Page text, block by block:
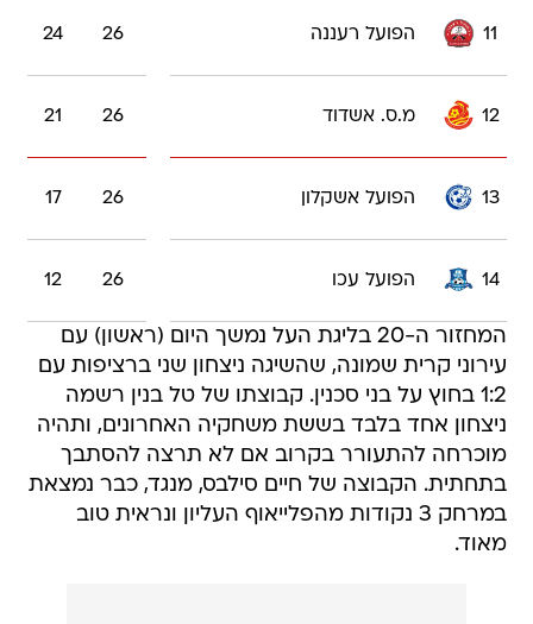
11 הפועל רעננה 26
24
12 מ.ס. אשדוד 26
21
13 הפועל אשקלון 26
17
14 הפועל עכו 26
12
המחזור ה-20 בליגת העל נמשך היום (ראשון) עם
עירוני קרית שמונה, שהשיגה ניצחון שני ברציפות עם
1:2 בחוץ על בני סכנין. קבוצתו של טל בנין רשמה
ניצחון אחד בלבד בששת משחקיה האחרונים, ותהיה
מוכרחה להתעורר בקרוב אם לא תרצה להסתבך
בתחתית. הקבוצה של חיים סילבס, מנגד, כבר נמצאת
במרחק 3 נקודות מהפלייאוף העליון ונראית טוב
מאוד.